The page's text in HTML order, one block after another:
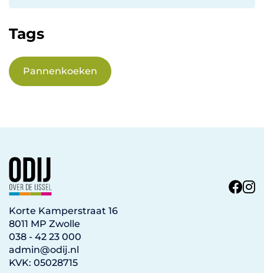
Tags
Pannenkoeken
Korte Kamperstraat 16
8011 MP Zwolle
038 - 42 23 000
admin@odij.nl
KVK: 05028715